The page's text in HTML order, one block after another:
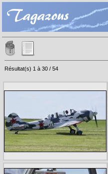
Résultat(s) 1 à 30 / 54